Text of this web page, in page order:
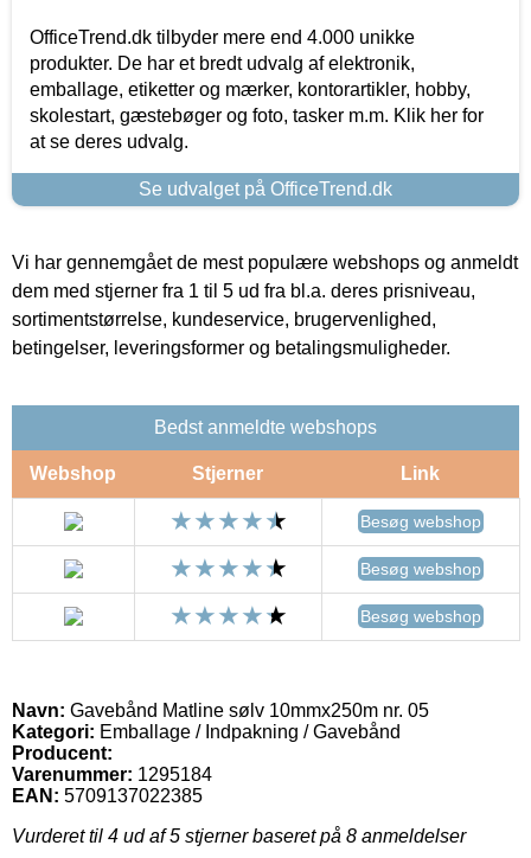
OfficeTrend.dk tilbyder mere end 4.000 unikke
produkter. De har et bredt udvalg af elektronik,
emballage, etiketter og mærker, kontorartikler, hobby,
skolestart, gæstebøger og foto, tasker m.m. Klik her for
at se deres udvalg.
Se udvalget på OfficeTrend.dk
Vi har gennemgået de mest populære webshops og anmeldt
dem med stjerner fra 1 til 5 ud fra bl.a. deres prisniveau,
sortimentstørrelse, kundeservice, brugervenlighed,
betingelser, leveringsformer og betalingsmuligheder.
Bedst anmeldte webshops
Webshop Stjerner Link
Besøg webshop
Besøg webshop
Besøg webshop
Navn: Gavebånd Matline sølv 10mmx250m nr. 05
Kategori: Emballage / Indpakning / Gavebånd
Producent:
Varenummer: 1295184
EAN: 5709137022385
Vurderet til 4 ud af 5 stjerner baseret på 8 anmeldelser